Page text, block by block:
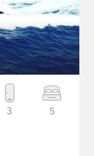
3 5